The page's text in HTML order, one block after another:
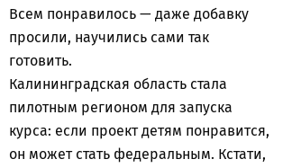
Всем понравилось — даже добавку
просили, научились сами так
готовить.
Калининградская область стала
пилотным регионом для запуска
курса: если проект детям понравится,
он может стать федеральным. Кстати,